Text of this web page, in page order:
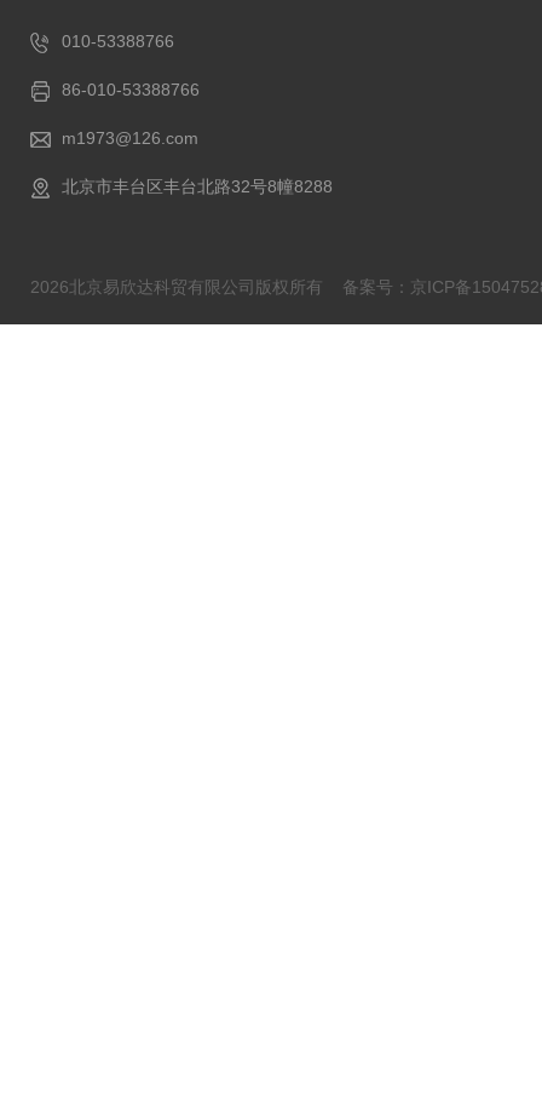
010-53388766
86-010-53388766
m1973@126.com
北京市丰台区丰台北路32号8幢8288
2026北京易欣达科贸有限公司版权所有 备案号：京ICP备